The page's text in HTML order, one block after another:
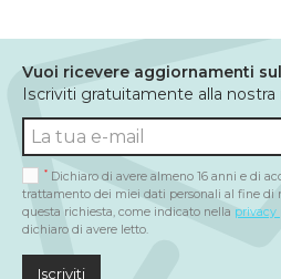
Vuoi ricevere aggiornamenti
Iscriviti gratuitamente alla
* Dichiaro di avere almeno 16 anni e di
trattamento dei miei dati personali al fine di
questa richiesta, come indicato nella privacy
dichiaro di avere letto.
Iscriviti